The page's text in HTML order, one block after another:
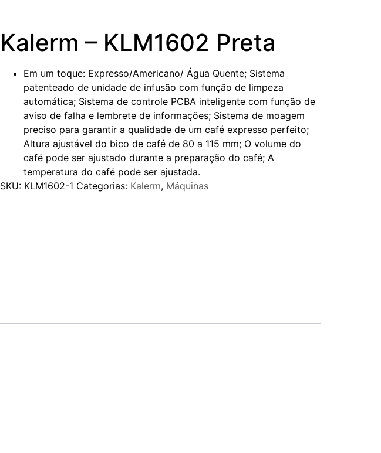
Kalerm – KLM1602 Preta
Em um toque: Expresso/Americano/ Água Quente; Sistema
patenteado de unidade de infusão com função de limpeza
automática; Sistema de controle PCBA inteligente com função de
aviso de falha e lembrete de informações; Sistema de moagem
preciso para garantir a qualidade de um café expresso perfeito;
Altura ajustável do bico de café de 80 a 115 mm; O volume do
café pode ser ajustado durante a preparação do café; A
temperatura do café pode ser ajustada.
SKU: KLM1602-1 Categorias: Kalerm, Máquinas